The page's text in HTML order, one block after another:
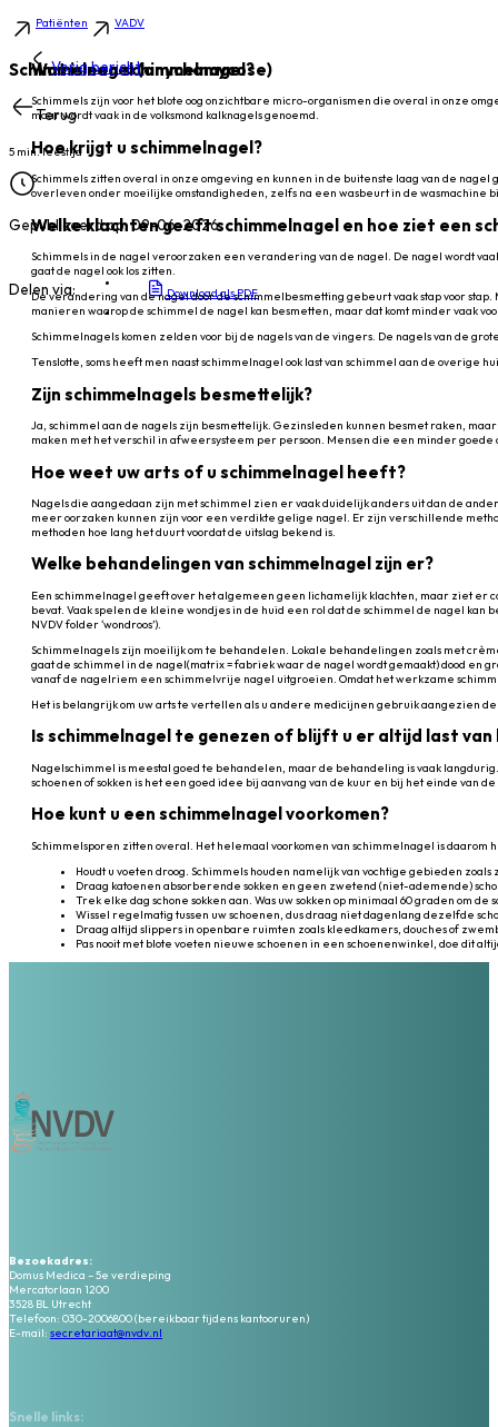
Patiënten VADV
Schimmelnagel (onychomycose)
Terug
5 min. leestijd
Gepubliceerd op: 09-06-2026
Delen via: Download als PDF
Wat is een schimmelnagel?
Schimmels zijn voor het blote oog onzichtbare micro-organismen die overal in onze
maar wordt vaak in de volksmond kalknagels genoemd.
Hoe krijgt u schimmelnagel?
Schimmels zitten overal in onze omgeving en kunnen in de buitenste laag van de
overleven onder moeilijke omstandigheden, zelfs na een wasbeurt in de
Welke klachten geeft schimmelnagel en hoe ziet een
Schimmels in de nagel veroorzaken een verandering van de nagel. De nagel wordt
gaat de nagel ook los zitten.
De verandering van de nagel door de schimmelbesmetting gebeurt vaak stap voor
manieren waarop de schimmel de nagel kan besmetten, maar dat komt minder vaak
Schimmelnagels komen zelden voor bij de nagels van de vingers. De nagels van de
Tenslotte, soms heeft men naast schimmelnagel ook last van schimmel aan de overige
Zijn schimmelnagels besmettelijk?
Ja, schimmel aan de nagels zijn besmettelijk. Gezinsleden kunnen besmet raken,
maken met het verschil in afweersysteem per persoon. Mensen die een minder
Hoe weet uw arts of u schimmelnagel heeft?
Nagels die aangedaan zijn met schimmel zien er vaak duidelijk anders uit dan de
meer oorzaken kunnen zijn voor een verdikte gelige nagel. Er zijn verschillende
methoden hoe lang het duurt voordat de uitslag bekend is.
Welke behandelingen van schimmelnagel zijn er?
Een schimmelnagel geeft over het algemeen geen lichamelijk klachten, maar ziet er
bevat. Vaak spelen de kleine wondjes in de huid een rol dat de schimmel de nagel
NVDV folder ‘wondroos’).
Schimmelnagels zijn moeilijk om te behandelen. Lokale behandelingen zoals met
gaat de schimmel in de nagel(matrix = fabriek waar de nagel wordt gemaakt) dood
vanaf de nagelriem een schimmelvrije nagel uitgroeien. Omdat het werkzame
Het is belangrijk om uw arts te vertellen als u andere medicijnen gebruik aangezien
Is schimmelnagel te genezen of blijft u er altijd last van
Nagelschimmel is meestal goed te behandelen, maar de behandeling is vaak
schoenen of sokken is het een goed idee bij aanvang van de kuur en bij het einde van
Hoe kunt u een schimmelnagel voorkomen?
Schimmelsporen zitten overal. Het helemaal voorkomen van schimmelnagel is daarom
Houdt u voeten droog. Schimmels houden namelijk van vochtige gebieden
Draag katoenen absorberende sokken en geen zwetend (niet-ademende)
Trek elke dag schone sokken aan. Was uw sokken op minimaal 60 graden om
Wissel regelmatig tussen uw schoenen, dus draag niet dagenlang dezelfde
Draag altijd slippers in openbare ruimten zoals kleedkamers, douches of
Pas nooit met blote voeten nieuwe schoenen in een schoenenwinkel, doe dit
Vorig bericht
Bezoekadres:
Domus Medica – 5e verdieping
Mercatorlaan 1200
3528 BL Utrecht
Telefoon: 030-2006800 (bereikbaar tijdens kantooruren)
E-mail: secretariaat@nvdv.nl
Snelle links: